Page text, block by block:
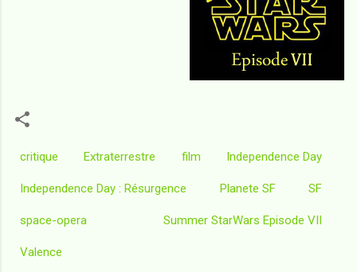
critique Extraterrestre film Independence Day
Independence Day : Résurgence Planete SF SF
space-opera Summer StarWars Episode VII
Valence